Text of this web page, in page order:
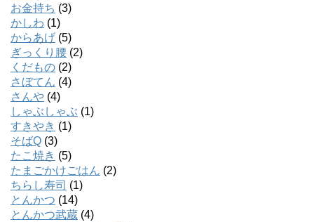
お金持ち (3)
かしわ (1)
からあげ (5)
ぎっくり腰 (2)
くだもの (2)
さぼてん (4)
さんや (4)
しゃぶしゃぶ (1)
すきやき (1)
そばQ (3)
たこ焼き (5)
たまごかけごはん (2)
ちらし寿司 (1)
とんかつ (14)
とんかつ武蔵 (4)